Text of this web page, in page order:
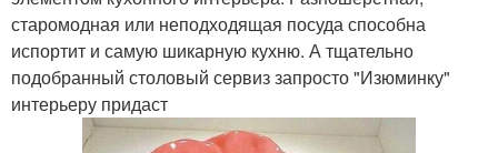
старомодная или неподходящая посуда способна
испортит и самую шикарную кухню. А тщательно
подобранный столовый сервиз запросто "Изюминку"
интерьеру придаст